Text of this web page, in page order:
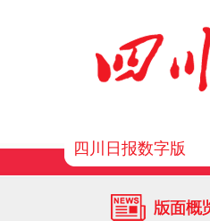
四川日报数字版